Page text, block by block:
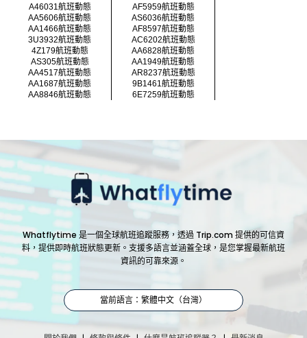
A46031航班動態
AF5959航班動態
AA5606航班動態
AS6036航班動態
AA1466航班動態
AF8597航班動態
3U3932航班動態
AC6202航班動態
4Z179航班動態
AA6828航班動態
AS305航班動態
AA1949航班動態
AA4517航班動態
AR8237航班動態
AA1687航班動態
9B1461航班動態
AA8846航班動態
6E7259航班動態
Whatflytime 是一個全球航班追蹤服務，透過 Trip.com 提供的可信資
料，提供即時航班狀態更新。支援多語言並涵蓋全球，是您掌握最新航班
資訊的可靠來源。
當前語言：繁體中文（台灣）